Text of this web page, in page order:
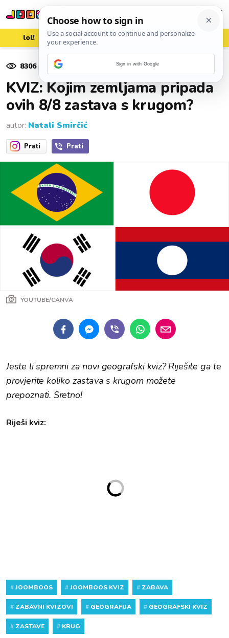
lol! aww vrh! woot?!
8306pregleda
KVIZ: Kojim zemljama pripada
ovih 8/8 zastava s krugom?
autor: Natali Smirčić
Prati Prati
YOUTUBE/CANVA
Jeste li spremni za novi geografski kviz? Riješite ga te
provjerite koliko zastava s krugom možete
prepoznati. Sretno!
Riješi kviz:
#JOOMBOOS #JOOMBOOS KVIZ # ZABAVA
# ZABAVNI KVIZOVI # GEOGRAFIJA # GEOGRAFSKI KVIZ
# ZASTAVE # KRUG
Sign in with Google